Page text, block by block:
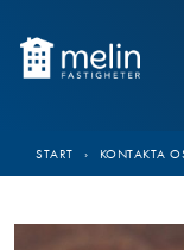
START › KONTAKTA